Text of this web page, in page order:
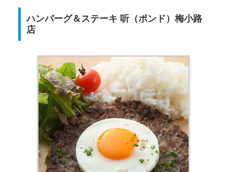
ハンバーグ＆ステーキ 听（ポンド）梅小路
店